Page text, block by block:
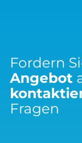
Fordern
Angebot
Fragen